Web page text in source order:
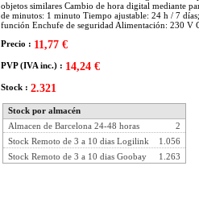
objetos similares Cambio de hora digital mediante
de minutos: 1 minuto Tiempo ajustable: 24 h / 7
función Enchufe de seguridad Alimentación: 230 V
Precio : 11,77 €
PVP (IVA inc.) : 14,24 €
Stock : 2.321
Stock por almacén
Almacen de Barcelona 24-48 horas
2
Stock Remoto de 3 a 10 dias Logilink
1.056
Stock Remoto de 3 a 10 dias Goobay
1.263